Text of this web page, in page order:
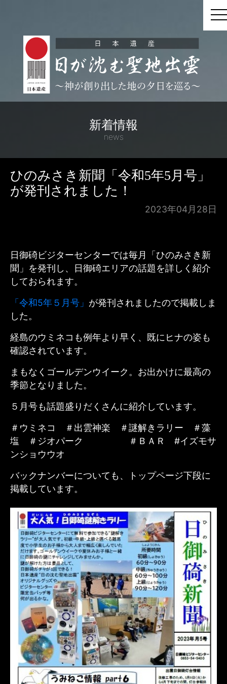
新着情報
news
ひのみさき新聞「令和5年5月号」
が発刊されました！
2023年04月28日
日御碕ビジターセンターでは毎月「ひのみさき新
聞」を発刊し、日御碕エリアの話題を詳しく紹介
しておられます。
「令和5年５月号」 が発刊されましたので掲載しま
した。
経島のウミネコも例年より早く、既にヒナの姿も
確認されています。
まもなくゴールデンウイーク。お出かけに最高の
季節となりました。
５月号も話題盛りだくさんに紹介しています。
＃ウミネコ ＃出雲神楽 ＃謎解きラリー ＃藻
塩 ＃ジオパーク ＃ＢＡＲ #イズモサ
ンショウウオ
バックナンバーについても、トップページ下段に
掲載しています。